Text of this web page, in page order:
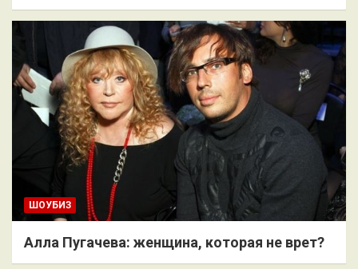
ШОУБИЗ
Алла Пугачева: женщина, которая не врет?